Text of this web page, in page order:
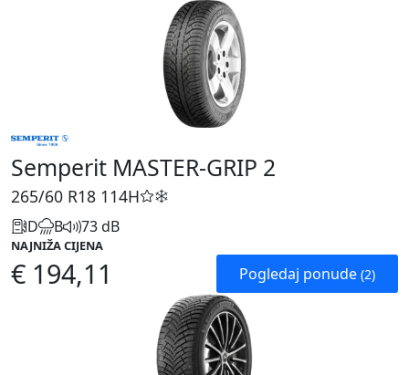
Semperit MASTER-GRIP 2
265/60 R18 114H
D B 73 dB
NAJNIŽA CIJENA
€ 194,11 Pogledaj ponude (2)